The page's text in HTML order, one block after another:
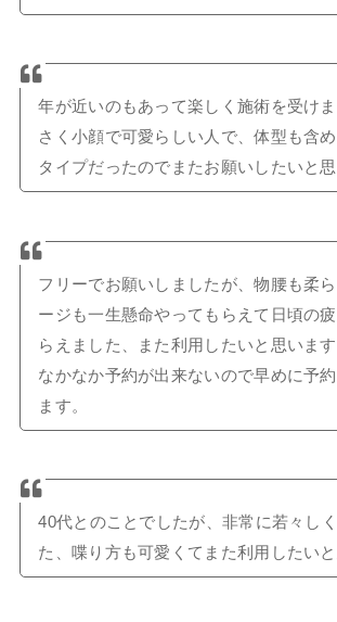
年が近いのもあって楽しく施術を受け
さく小顔で可愛らしい人で、体型も含
タイプだったのでまたお願いしたいと思
フリーでお願いしましたが、物腰も柔
ージも一生懸命やってもらえて日頃の
らえました、また利用したいと思いま
なかなか予約が出来ないので早めに予
ます。
40代とのことでしたが、非常に若々し
た、喋り方も可愛くてまた利用したいと